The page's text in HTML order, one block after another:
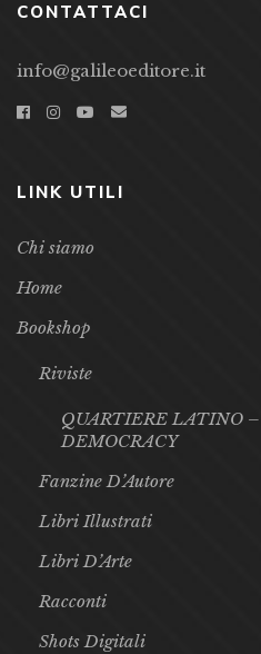
CONTATTACI
info@galileoeditore.it
LINK UTILI
Chi siamo
Home
Bookshop
Riviste
QUARTIERE LATINO
DEMOCRACY
Fanzine D’Autore
Libri Illustrati
Libri D’Arte
Racconti
Shots Digitali